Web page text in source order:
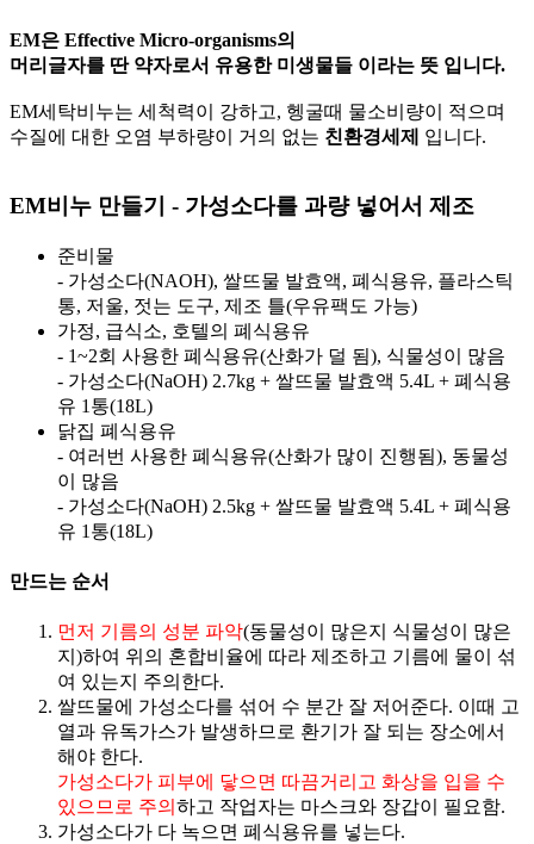
EM은 Effective Micro-organisms의
머리글자를 딴 약자로서 유용한 미생물들 이라는 뜻 입니다.
EM세탁비누는 세척력이 강하고, 헹굴때 물소비량이 적으며
수질에 대한 오염 부하량이 거의 없는 친환경세제 입니다.
EM비누 만들기 - 가성소다를 과량 넣어서 제조
준비물
- 가성소다(NAOH), 쌀뜨물 발효액, 폐식용유, 플라스틱
통, 저울, 젓는 도구, 제조 틀(우유팩도 가능)
가정, 급식소, 호텔의 폐식용유
- 1~2회 사용한 폐식용유(산화가 덜 됨), 식물성이 많음
- 가성소다(NaOH) 2.7kg + 쌀뜨물 발효액 5.4L + 폐식용
유 1통(18L)
닭집 폐식용유
- 여러번 사용한 폐식용유(산화가 많이 진행됨), 동물성
이 많음
- 가성소다(NaOH) 2.5kg + 쌀뜨물 발효액 5.4L + 폐식용
유 1통(18L)
만드는 순서
먼저 기름의 성분 파악(동물성이 많은지 식물성이 많은
지)하여 위의 혼합비율에 따라 제조하고 기름에 물이 섞
여 있는지 주의한다.
쌀뜨물에 가성소다를 섞어 수 분간 잘 저어준다. 이때 고
열과 유독가스가 발생하므로 환기가 잘 되는 장소에서
해야 한다.
가성소다가 피부에 닿으면 따끔거리고 화상을 입을 수
있으므로 주의 하고 작업자는 마스크와 장갑이 필요함.
가성소다가 다 녹으면 폐식용유를 넣는다.